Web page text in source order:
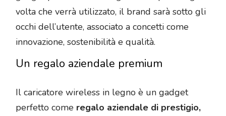
volta che verrà utilizzato, il brand sarà sotto gli
occhi dell’utente, associato a concetti come
innovazione, sostenibilità e qualità.
Un regalo aziendale premium
Il caricatore wireless in legno è un gadget
perfetto come regalo aziendale di prestigio,